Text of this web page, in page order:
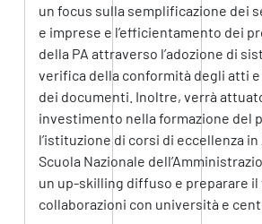
un focus sulla semplificazione dei
e imprese e l’efficientamento dei
della PA attraverso l’adozione di
verifica della conformità degli atti
dei documenti. Inoltre, verrà
investimento nella formazione del
l’istituzione di corsi di eccellenza in
Scuola Nazionale
un up-skilling diffuso e preparare
collaborazioni con università e